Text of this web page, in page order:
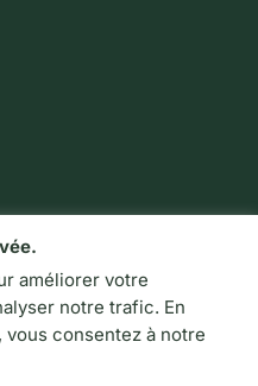
améliorer votre
notre trafic. En
consentez à notre